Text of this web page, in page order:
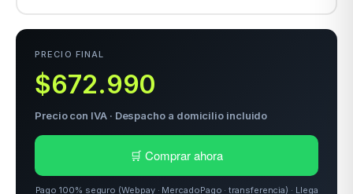
PRECIO FINAL
$672.990
Precio con IVA · Despacho a domicilio incluido
🛒 Comprar ahora
Pago 100% seguro (Webpay · MercadoPago · transferencia) · Llega